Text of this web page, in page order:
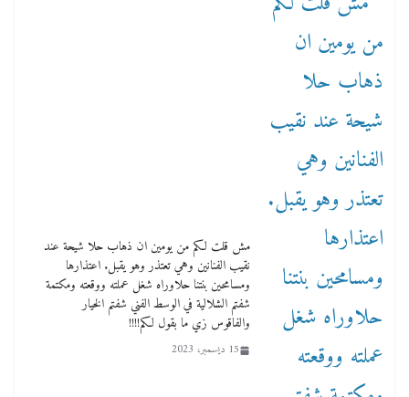
مش قلت لكم من يومين ان ذهاب حلا شيحة عند
نقيب الفنانين وهي تعتذر وهو يقبل. اعتذارها
ومسامحين بنتنا حلاوراه شغل عملته ووقعته ومكتمة
شفتم الشلالية في الوسط الفني شفتم الخيار
والفاقوس زي ما بقول لكم!!!!
15 ديسمبر، 2023